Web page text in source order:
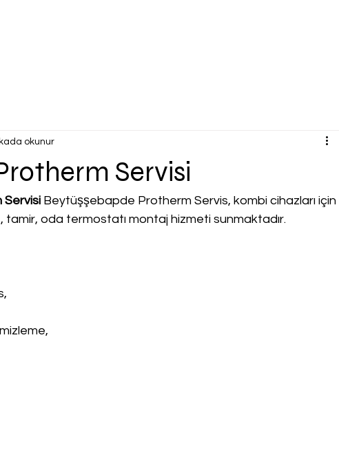
Servisi
okunur
Servisi Beytüşşebapde Protherm Servis, kombi cihazları için
tamir, oda termostatı montaj hizmeti sunmaktadır.